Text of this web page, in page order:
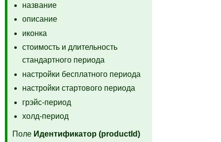
название
описание
иконка
стоимость и длительность
стандартного периода
настройки бесплатного периода
настройки стартового периода
грэйс-период
холд-период
Поле Идентификатор (productId)